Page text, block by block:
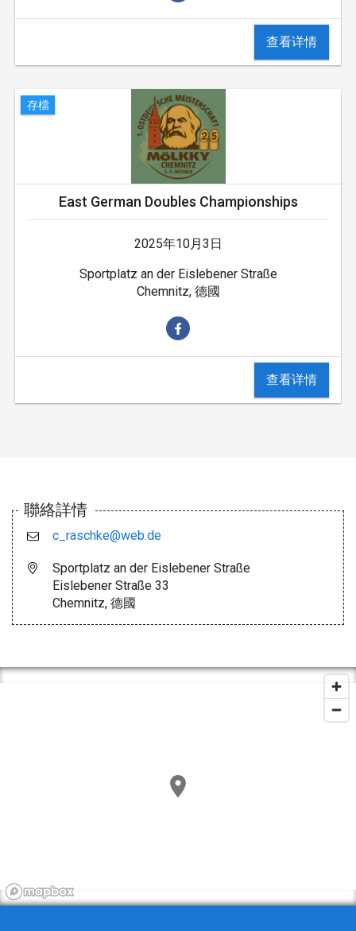
查看详情
存檔
East German Doubles Championships
2025年10月3日
Sportplatz an der Eislebener Straße
Chemnitz, 德國
查看详情
聯絡詳情
c_raschke@web.de
Sportplatz an der Eislebener Straße
Eislebener Straße 33
Chemnitz, 德國